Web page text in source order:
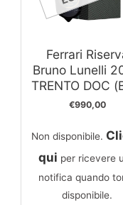
Ferrari
Bruno Lunelli
TRENTO DOC
€990,00
Non disponibile.
qui per ricevere
notifica quando
disponibile.